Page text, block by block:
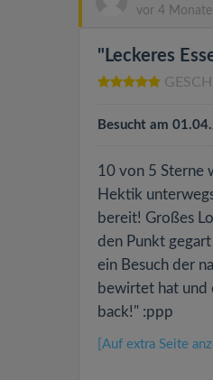
vor 4
"Leckeres
Besucht am
10 von 5 Sterne
Hektik
bereit! Großes
den Punkt
ein Besuch der
bewirtet hat und
back!" :ppp
[Auf extra Seite